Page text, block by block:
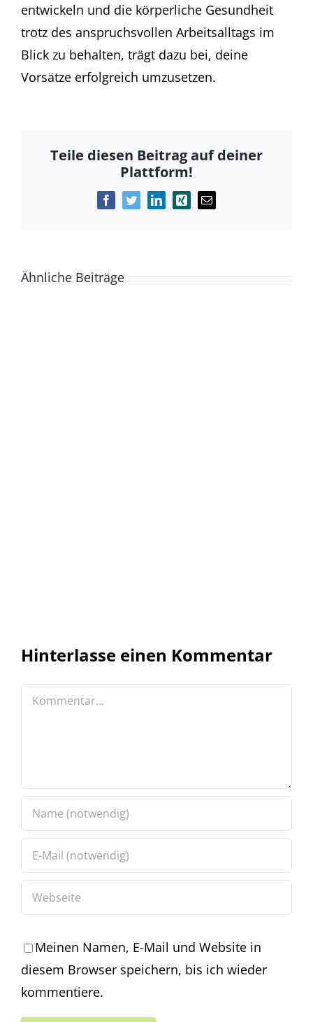
entwickeln und die körperliche Gesundheit
trotz des anspruchsvollen Arbeitsalltags im
Blick zu behalten, trägt dazu bei, deine
Vorsätze erfolgreich umzusetzen.
Teile diesen Beitrag auf deiner
Plattform!
FacebookTwitterLinkedInXing E-
Ähnliche Beiträge
Hinterlasse einen Kommentar
Kommentar
Meinen Namen, E-Mail und Website in
diesem Browser speichern, bis ich wieder
kommentiere.